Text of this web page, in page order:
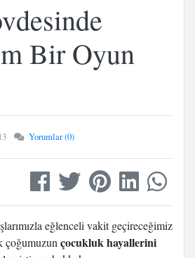
Bir Oyun
Yorumlar (0)
eğlenceli vakit geçireceğimiz
çoğumuzun çocukluk hayallerini